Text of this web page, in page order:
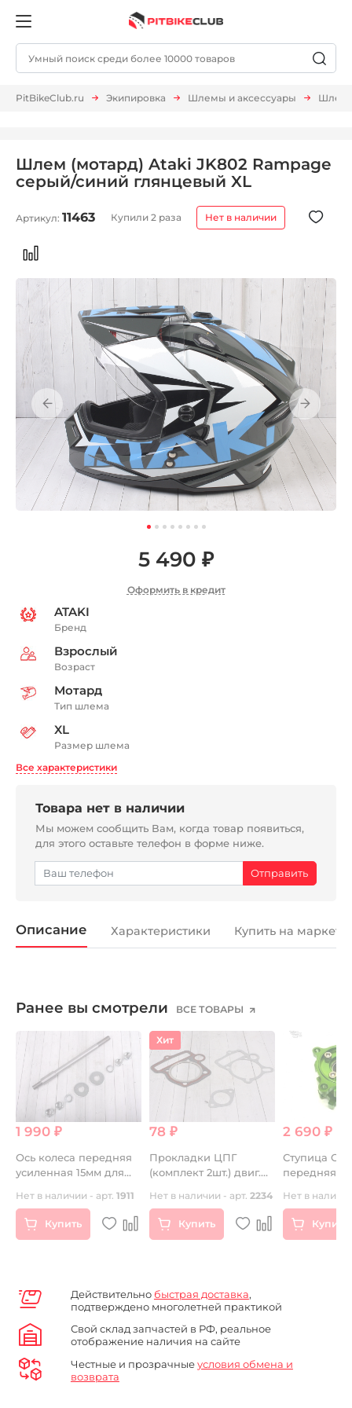
PitBikeClub.ru Экипировка Шлемы и аксессуары
Шлем (мотард) Ataki JK802 Rampage
серый/синий глянцевый XL
Артикул: 11463 Купили 2 раза Нет в наличии
5 490 ₽
Оформить в кредит
ATAKI
Бренд
Взрослый
Возраст
Мотард
Тип шлема
XL
Размер шлема
Все характеристики
Товара нет в наличии
Мы можем сообщить Вам, когда товар появиться,
для этого оставьте телефон в форме ниже.
Описание Характеристики Купить на
Ранее вы смотрели ВСЕ ТОВАРЫ
1 990 ₽
Ось колеса передняя
усиленная 15мм для
Нет в наличии - арт. 1911
Купить
Хит
78 ₽
Прокладки ЦПГ
(комплект 2шт.) двиг.
Нет в наличии - арт. 2234
Купить
2 690 ₽
Ступица
передняя
Нет в
Купить
Действительно быстрая доставка,
подтверждено многолетней практикой
Свой склад запчастей в РФ, реальное
отображение наличия на сайте
Честные и прозрачныеусловия обмена и
возврата